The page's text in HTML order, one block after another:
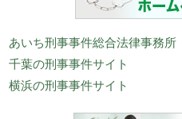
あいち刑事事件総合法律事務所
千葉の刑事事件サイト
横浜の刑事事件サイト